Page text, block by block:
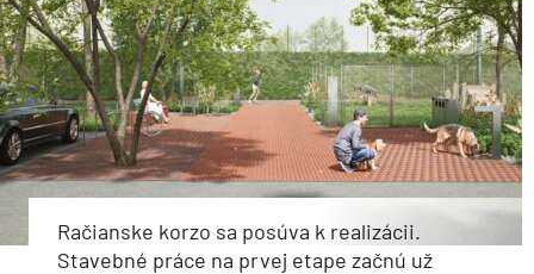
Račianske korzo sa posúva k realizácii.
Stavebné práce na prvej etape začnú už